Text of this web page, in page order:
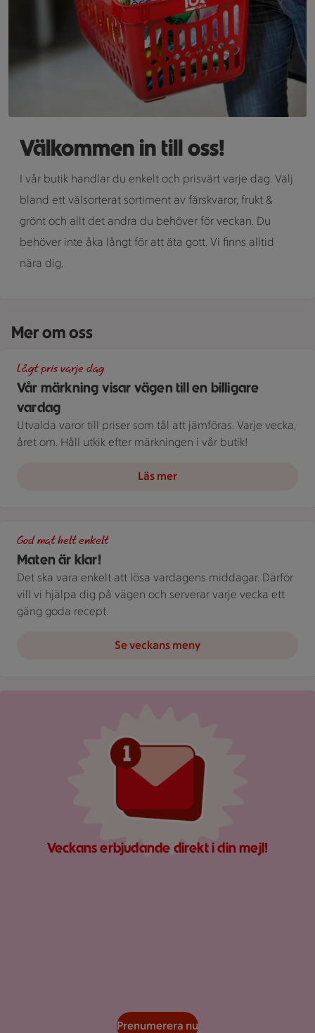
Välkommen in till oss!
I vår butik handlar du enkelt och prisvärt varje dag. Välj
bland ett välsorterat sortiment av färskvaror, frukt &
grönt och allt det andra du behöver för veckan. Du
behöver inte åka långt för att äta gott. Vi finns alltid
nära dig.
Mer om oss
Vår märkning visar vägen till en billigare
vardag
Lågt pris varje dag
Utvalda varor till priser som tål att jämföras. Varje vecka,
året om. Håll utkik efter märkningen i vår butik!
Läs mer
Maten är klar!
God mat helt enkelt
Det ska vara enkelt att lösa vardagens middagar. Därför
vill vi hjälpa dig på vägen och serverar varje vecka ett
gäng goda recept.
Se veckans meny
Veckans erbjudande direkt i din mejl!
Prenumerera nu